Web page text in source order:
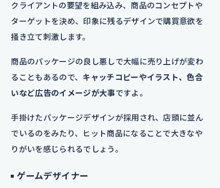
クライアントの要望を組み込み、商品のコンセプトや
ターゲットを決め、印象に残るデザインで購買意欲を
掻き立て刺激します。
商品のパッケージの良し悪しで大幅に売り上げが変わ
ることもあるので、 キャッチコピーやイラスト、色合
いなど広告のイメージが大事ですよ。
手掛けたパッケージデザインが採用され、店頭に並ん
でいるのをみたり、ヒット商品になることで大きなや
りがいを感じられるでしょう。
ゲームデザイナー